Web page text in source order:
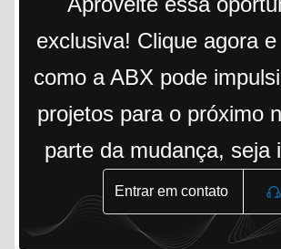
exclusiva! Clique agora
como a ABX pode
projetos para o próximo
parte da mudança, seja
Entrar em contato